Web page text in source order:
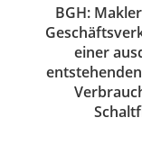
BGH:
einer